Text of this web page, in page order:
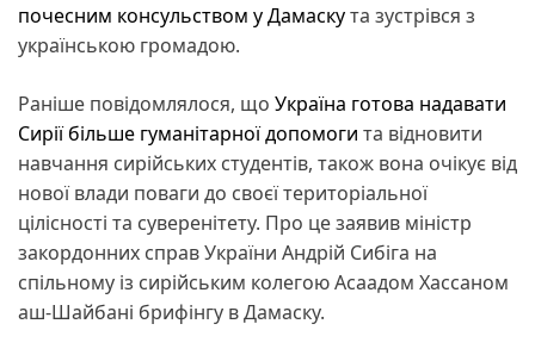
почесним консульством у Дамаскута зустрівся з
українською громадою.
Раніше повідомлялося, що Україна готова надавати
Сирії більше гуманітарної допомоги та відновити
навчання сирійських студентів, також вона очікує від
нової влади поваги до своєї територіальної
цілісності та суверенітету. Про це заявив міністр
закордонних справ України Андрій Сибіга на
спільному із сирійським колегою Асаадом Хассаном
аш-Шайбані брифінгу в Дамаску.